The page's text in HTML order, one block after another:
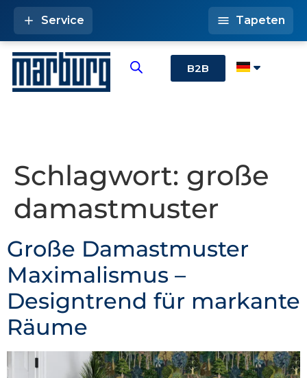
B2B
Service Tapeten
Schlagwort: große
damastmuster
Große Damastmuster
Maximalismus –
Designtrend für markante
Räume